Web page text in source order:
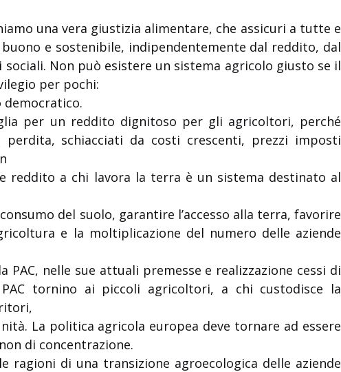
una vera giustizia alimentare, che assicuri a tutte e
buono e sostenibile, indipendentemente dal reddito, dal
Non può esistere un sistema agricolo giusto se il
per pochi:
per un reddito dignitoso per gli agricoltori, perché
schiacciati da costi crescenti, prezzi imposti
reddito a chi lavora la terra è un sistema destinato al
del suolo, garantire l’accesso alla terra, favorire
e la moltiplicazione del numero delle aziende
PAC, nelle sue attuali premesse e realizzazione cessi di
tornino ai piccoli agricoltori, a chi custodisce la
La politica agricola europea deve tornare ad essere
di concentrazione.
ragioni di una transizione agroecologica delle aziende